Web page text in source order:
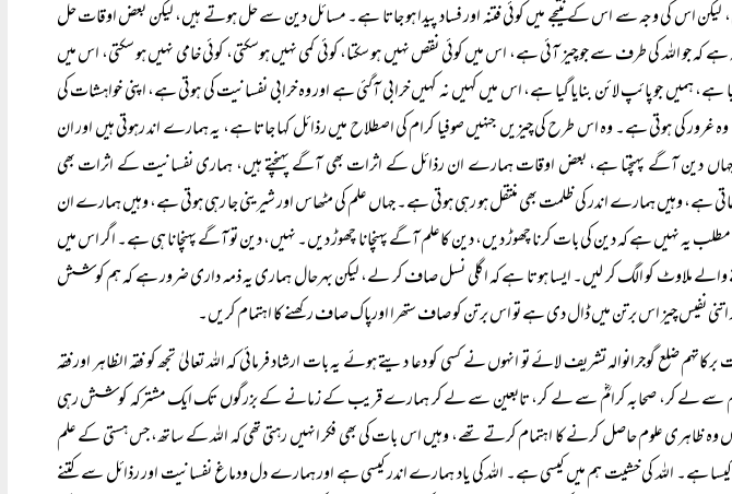
اس کی وجہ سے اس کے نتیجے میں کوئی فتنہ اور فساد پیدا ہو جاتا ہے۔ مسائل دین سے حل ہوتے ہیں، لیکن بعض اوقات حل
جو اللہ کی طرف سے جو چیز آئی ہے، اس میں کوئی نقص نہیں ہو سکتا، کوئی کمی نہیں ہوسکتی، کوئی خامی نہیں ہو سکتی، اس میں
ہمیں جو پائپ لائن بنایا گیا ہے، اس میں کہیں نہ کہیں خرابی آگئی ہے اور وہ خرابی نفسانیت کی ہوتی ہے، اپنی خواہشات کی
غرور کی ہوتی ہے۔ وہ اس طرح کی چیزیں جنہیں صوفیا کرام کی اصطلاح میں رذائل کہا جاتا ہے، یہ ہمارے اند رہوتی ہیں اور ان
دین آگے پہنچتا ہے، بعض اوقات ہمارے ان رذائل کے اثرات بھی آگے پہنچتے ہیں، ہماری نفسانیت کے اثرات بھی
ہے، وہیں ہمارے اندر کی ظلمت بھی منتقل ہو رہی ہوتی ہے۔ جہاں علم کی مٹھاس اور شیرینی جا رہی ہوتی ہے، وہیں ہمارے ان
یہ نہیں ہے کہ دین کی بات کرنا چھوڑ دیں، دین کاعلم آگے پہنچانا چھوڑ دیں۔ نہیں، دین تو آگے پہنچانا ہی ہے۔ اگر اس میں
والے ملاوٹ کو الگ کر لیں۔ ایسا ہوتا ہے کہ اگلی نسل صاف کر لے، لیکن بہرحال ہماری یہ ذمہ داری ضرور ہے کہ ہم کوشش
اتنی نفیس چیز اس برتن میں ڈال دی ہے تو اس برتن کو صاف ستھرا اورپاک صاف رکھنے کا اہتمام کریں۔
ضلع گوجرانوالہ تشریف لائے تو انہوں نے کسی کو دعا دیتے ہوئے یہ بات ارشاد فرمائی کہ اللہ تعالیٰ تجھ کو فقہ الظاہر اور فقہ
وسلم سے لے کر، صحابہ کرامؓ سے لے کر، تابعین سے لے کر ہمارے قریب کے زمانے کے بزرگوں تک ایک مشترکہ کوشش رہی
علوم حاصل کرنے کا اہتمام کرتے تھے، وہیں اس بات کی بھی فکر انہیں رہتی تھی کہ اللہ کے ساتھ، جس ہستی کے علم
ہے۔ اللہ کی خشیت ہم میں کیسی ہے۔ اللہ کی یاد ہمارے اندر کیسی ہے اور ہمارے دل ودماغ نفسانیت اور رذائل سے کتنے